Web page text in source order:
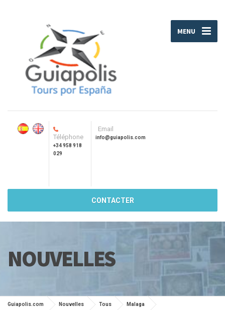
MENU
Téléphone
+34 958 918
029
Email
info@guiapolis.com
CONTACTER
NOUVELLES
Guiapolis.com Nouvelles Tous Malaga